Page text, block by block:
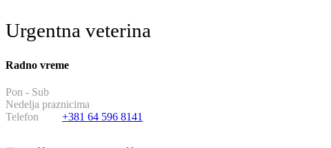
Urgentna veterina
Radno vreme
Pon - Sub
Nedelja praznicima
Telefon
+381 64 596 8141